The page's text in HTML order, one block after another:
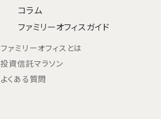
コラム
ファミリーオフィスガイド
ファミリーオフィスとは
投資信託マラソン
よくある質問